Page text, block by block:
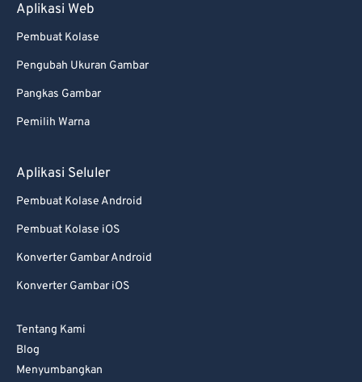
Aplikasi Web
Pembuat Kolase
Pengubah Ukuran Gambar
Pangkas Gambar
Pemilih Warna
Aplikasi Seluler
Pembuat Kolase Android
Pembuat Kolase iOS
Konverter Gambar Android
Konverter Gambar iOS
Tentang Kami
Blog
Menyumbangkan